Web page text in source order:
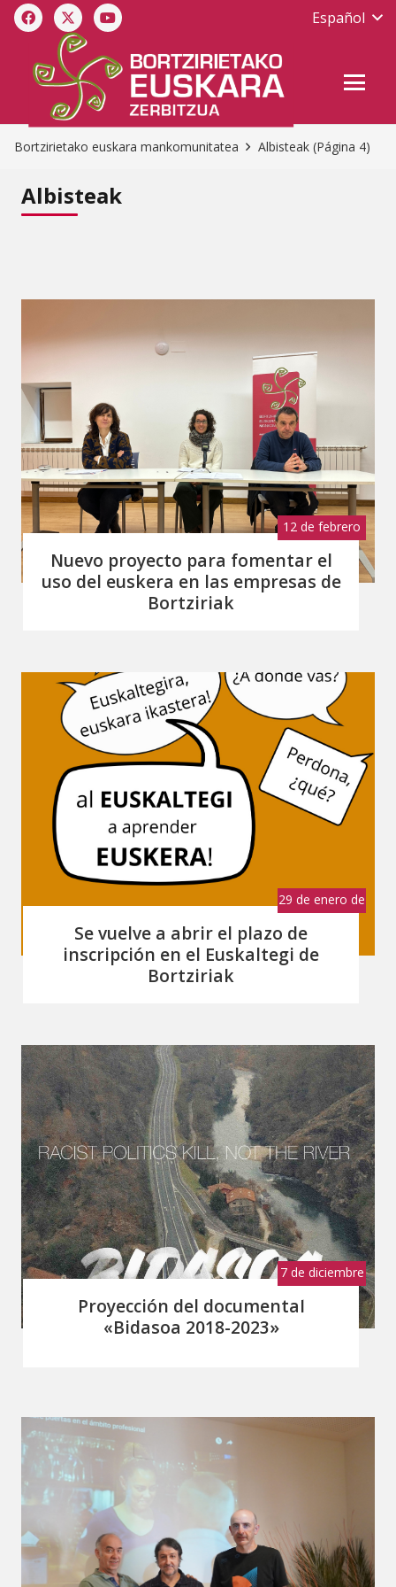
Español
Bortzirietako euskara mankomunitatea Albisteak(Página 4)
Albisteak
12 de febrero
de 2024
Nuevo proyecto para fomentar el
uso del euskera en las empresas de
Bortziriak
29 de enero de
Se vuelve a abrir el plazo de
inscripción en el Euskaltegi de
Bortziriak
7 de diciembre
Proyección del documental
«Bidasoa 2018-2023»